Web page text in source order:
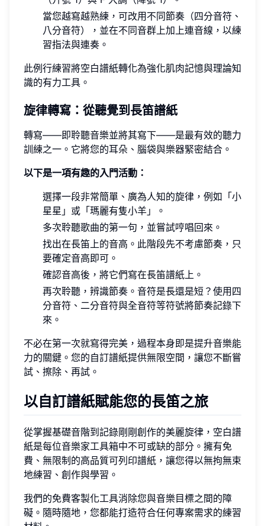
當您越寫越熟練，可改用不同節奏（四分音符、
八分音符），並在不同音群上加上連音線，以練
習指法與連奏。
此例行練習將空白譜紙轉化為強化肌肉記憶與理論知
識的有力工具。
旋律轉寫：從聽覺到長笛譜紙
轉寫——即聆聽音樂並將其寫下——是最有效的聽力
訓練之一。它將您的耳朵、腦袋與樂器緊密結合。
以下是一項有趣的入門活動：
選擇一段非常簡單、廣為人知的旋律，例如「小
星星」或「瑪麗有隻小羊」。
多次聆聽歌曲的第一句，並嘗試哼唱回來。
找出在長笛上的音高。此階段先不考慮節奏，只
要確定音高即可。
確認音高後，將它們寫在長笛譜紙上。
再次聆聽，辨識節奏。音符是長還是短？使用四
分音符、二分音符與全音符等符號將節奏記錄下
來。
不必在第一次就寫得完美，過程本身即是提升音樂能
力的關鍵。您的自訂譜紙提供無限空間，讓您不斷嘗
試、擦除、再試。
以自訂譜紙賦能您的長笛之旅
從掌握基礎音階到記錄剛剛創作的美麗旋律，空白譜
紙是每位音樂家工具箱中不可或缺的部分。擁有免
費、無限制的高品質可列印譜紙，讓您得以無拘無束
地練習、創作與學習。
我們的免費客製化工具消除您與音樂目標之間的障
礙。隨時隨地，您都能打造符合任何專案需求的練習